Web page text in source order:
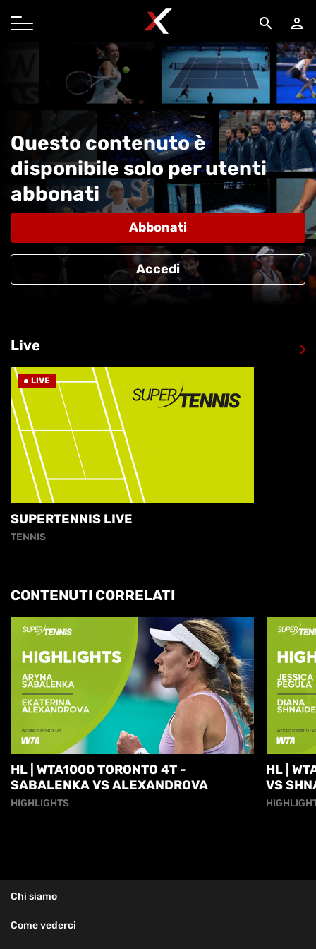
search person
Questo contenuto è
disponibile solo per utenti
abbonati
Abbonati
Accedi
Live
LIVE
SUPERTENNIS LIVE
TENNIS
CONTENUTI CORRELATI
HL | WTA1000 TORONTO 4T -
SABALENKA VS ALEXANDROVA
HIGHLIGHTS
HL |
VS
Chi siamo
Come vederci